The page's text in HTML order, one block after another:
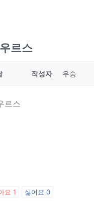
르스
작성자 우숭
르스
요 1 싫어요 0